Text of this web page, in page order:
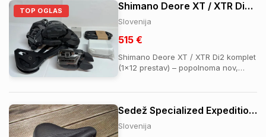
TOP OGLAS Shimano Deore XT / XTR Di2 12x set.
Slovenija
515 €
Shimano Deore XT / XTR Di2 komplet
(1x12 prestav) – popolnoma nov,
SHIMANO Deore XTR Di2 SW-M9250-
IR I-SPEC EV 1x zadnji menjalnik
SHIMANO Deore XT Di2 RD-M8...
Sedež Specialized Expedition Gel
Slovenija